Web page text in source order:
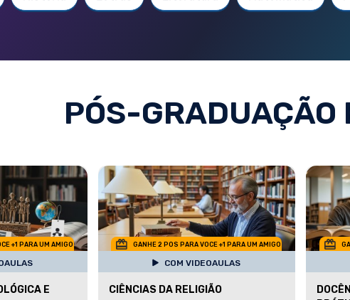
PÓS-GRADUAÇÃO
+1 PARA UM AMIGO
E
GANHE 2 POS PARA VOCE +1 PARA UM AMIGO
COM VIDEOAULAS
CIÊNCIAS DA RELIGIÃO